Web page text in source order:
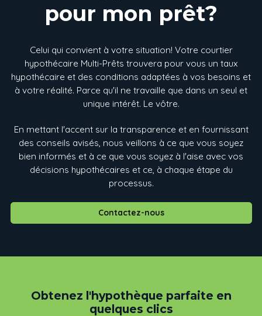
pour mon prêt?
Celui qui convient à votre situation! Votre courtier
hypothécaire Multi-Prêts trouvera pour vous un taux
hypothécaire et des conditions adaptées à vos besoins et
à votre réalité. Parce qu'il ne travaille que dans un seul et
unique intérêt. Le vôtre.
En mettant l'accent sur la transparence et en fournissant
des conseils avisés, nous veillons à ce que vous soyez
bien informés et à ce que vous soyez à l'aise avec vos
décisions hypothécaires et ce, à chaque étape du
processus.
Contactez-nous
Obtenez l'hypothèque parfaite en
quelques clics